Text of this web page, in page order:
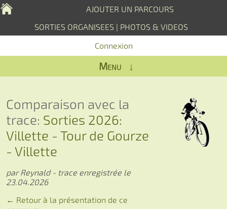
AJOUTER UN PARCOURS
SORTIES ORGANISEES | PHOTOS & VIDEOS
Connexion
Menu ↓
Comparaison avec la
trace: Sorties 2026:
Villette - Tour de Gourze
- Villette
par Reynald - trace enregistrée le
23.04.2026
← Retour à la présentation de ce